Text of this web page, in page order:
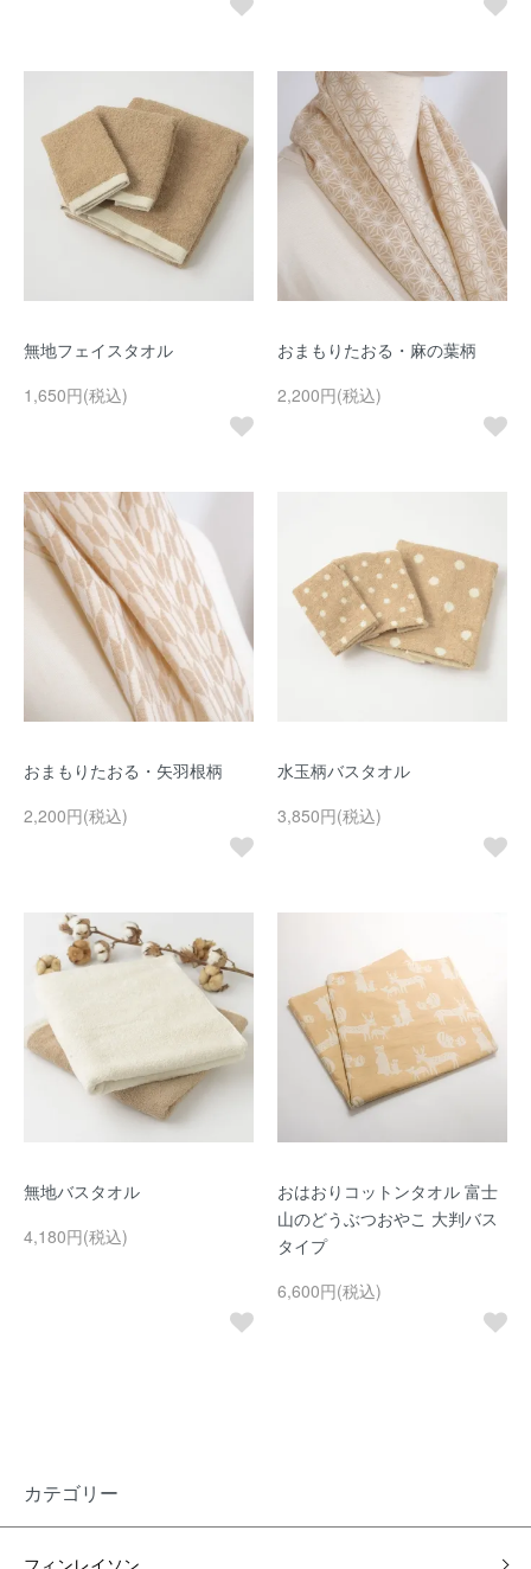
無地フェイスタオル
1,650円(税込)
おまもりたおる・麻の葉柄
2,200円(税込)
おまもりたおる・矢羽根柄
2,200円(税込)
水玉柄バスタオル
3,850円(税込)
無地バスタオル
4,180円(税込)
おはおりコットンタオル 富士
山のどうぶつおやこ 大判バス
タイプ
6,600円(税込)
カテゴリー
フィンレイソン